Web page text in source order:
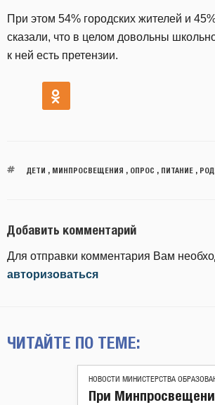
При этом 54% городских жителей и
сказали, что в целом довольны
к ней есть претензии.
ДЕТИ , МИНПРОСВЕЩЕНИЯ , ОПРОС , ПИТАНИЕ,
Добавить комментарий
Для отправки комментария Вам
авторизоваться
ЧИТАЙТЕ ПО ТЕМЕ:
НОВОСТИ МИНИСТЕРСТВА
При